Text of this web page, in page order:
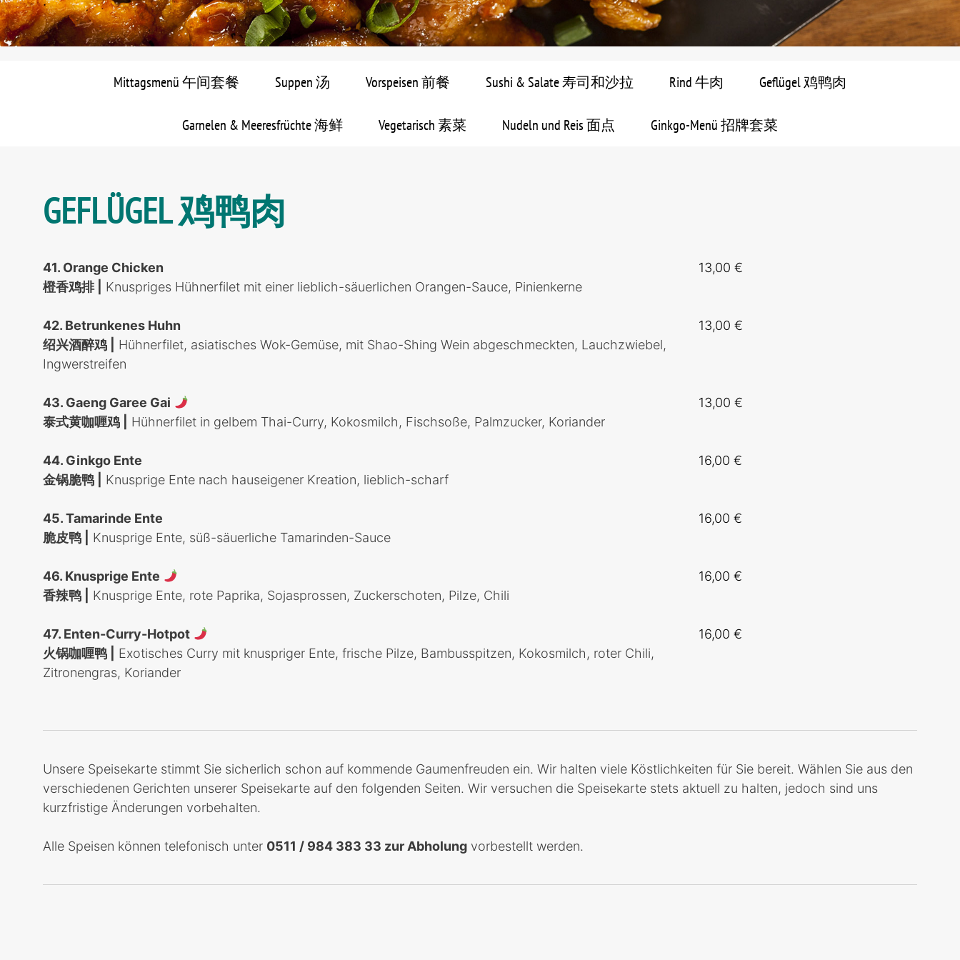
Mittagsmenü 午间套餐 Suppen 汤 Vorspeisen 前餐 Sushi & Salate 寿司和沙拉 Rind 牛肉 Geflügel 鸡鸭肉
Garnelen & Meeresfrüchte 海鲜 Vegetarisch 素菜 Nudeln und Reis 面点 Ginkgo-Menü 招牌套菜
GEFLÜGEL 鸡鸭肉
41. Orange Chicken
橙香鸡排
Knuspriges Hühnerfilet mit einer lieblich-säuerlichen Orangen-Sauce, Pinienkerne
13,00 €
42. Betrunkenes Huhn
绍兴酒醉鸡 |
Hühnerfilet, asiatisches Wok-Gemüse, mit Shao-Shing Wein abgeschmeckten, Lauchzwiebel,
Ingwerstreifen
13,00 €
43. Gaeng Garee Gai
泰式黄咖喱鸡
Hühnerfilet in gelbem Thai-Curry, Kokosmilch, Fischsoße, Palmzucker, Koriander
13,00 €
44. Ginkgo Ente
金锅脆鸭 |
Knusprige Ente nach hauseigener Kreation, lieblich-scharf
16,00 €
45. Tamarinde Ente
脆皮鸭
Knusprige Ente, süß-säuerliche Tamarinden-Sauce
16,00 €
46. Knusprige Ente
香辣鸭
Knusprige Ente, rote Paprika, Sojasprossen, Zuckerschoten, Pilze, Chili
16,00 €
47. Enten-Curry-Hotpot
火锅咖喱鸭 |
Exotisches Curry mit knuspriger Ente, frische Pilze, Bambusspitzen, Kokosmilch, roter Chili,
Zitronengras, Koriander
16,00 €
Unsere Speisekarte stimmt Sie sicherlich schon auf kommende Gaumenfreuden ein. Wir halten viele Köstlichkeiten für Sie bereit. Wählen Sie aus den
verschiedenen Gerichten unserer Speisekarte auf den folgenden Seiten. Wir versuchen die Speisekarte stets aktuell zu halten, jedoch sind uns
kurzfristige Änderungen vorbehalten.
Alle Speisen können telefonisch unter 0511 / 984 383 33 zur Abholung vorbestellt werden.